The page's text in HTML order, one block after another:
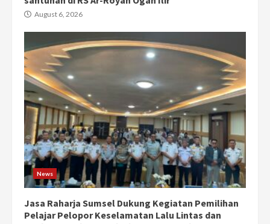
August 6, 2026
News
Jasa Raharja Sumsel Dukung Kegiatan Pemilihan
Pelajar Pelopor Keselamatan Lalu Lintas dan